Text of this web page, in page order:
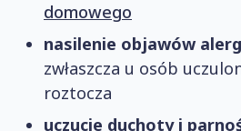
domowego
nasilenie objawów
zwłaszcza u osób
roztocza
uczucie duchoty i